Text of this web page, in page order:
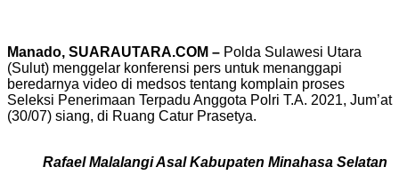
Manado, SUARAUTARA.COM – Polda Sulawesi Utara
(Sulut) menggelar konferensi pers untuk menanggapi
beredarnya video di medsos tentang komplain proses
Seleksi Penerimaan Terpadu Anggota Polri T.A. 2021, Jum’at
(30/07) siang, di Ruang Catur Prasetya.
Rafael Malalangi Asal Kabupaten Minahasa Selatan